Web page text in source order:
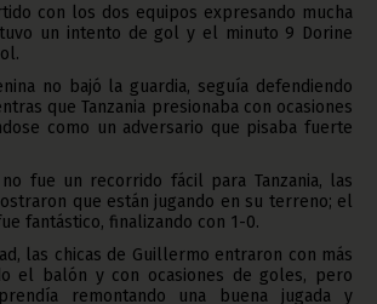
con los dos equipos expresando mucha
tuvo un intento de gol y el minuto 9 Dorine
no bajó la guardia, seguía defendiendo
que Tanzania presionaba con ocasiones
como un adversario que pisaba fuerte
fue un recorrido fácil para Tanzania, las
que están jugando en su terreno; el
fantástico, finalizando con 1-0.
las chicas de Guillermo entraron con más
el balón y con ocasiones de goles, pero
remontando una buena jugada y